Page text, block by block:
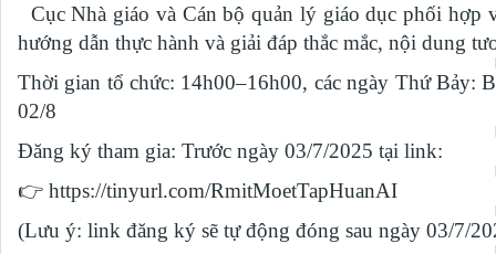
Cục Nhà giáo và Cán bộ quản lý giáo dục phối
hướng dẫn thực hành và giải đáp thắc mắc, nội dung
Thời gian tổ chức: 14h00–16h00, các ngày Thứ
02/8
Đăng ký tham gia: Trước ngày 03/7/2025 tại link:
👉 https://tinyurl.com/RmitMoetTapHuanAI
(Lưu ý: link đăng ký sẽ tự động đóng sau ngày 03/7/